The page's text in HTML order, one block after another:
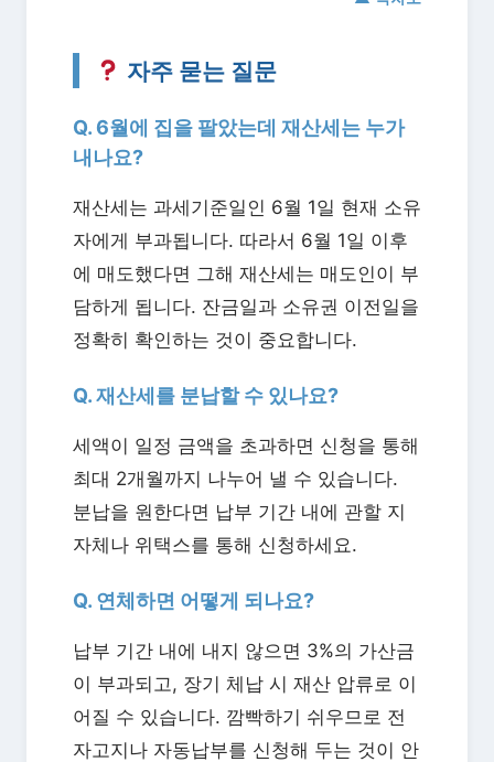
자주 묻는 질문
Q. 6월에 집을 팔았는데 재산세는 누가
내나요?
재산세는 과세기준일인 6월 1일 현재 소유
자에게 부과됩니다. 따라서 6월 1일 이후
에 매도했다면 그해 재산세는 매도인이 부
담하게 됩니다. 잔금일과 소유권 이전일을
정확히 확인하는 것이 중요합니다.
Q. 재산세를 분납할 수 있나요?
세액이 일정 금액을 초과하면 신청을 통해
최대 2개월까지 나누어 낼 수 있습니다.
분납을 원한다면 납부 기간 내에 관할 지
자체나 위택스를 통해 신청하세요.
Q. 연체하면 어떻게 되나요?
납부 기간 내에 내지 않으면 3%의 가산금
이 부과되고, 장기 체납 시 재산 압류로 이
어질 수 있습니다. 깜빡하기 쉬우므로 전
자고지나 자동납부를 신청해 두는 것이 안